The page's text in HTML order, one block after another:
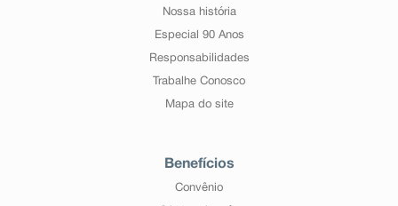
Nossa história
Especial 90 Anos
Responsabilidades
Trabalhe Conosco
Mapa do site
Benefícios
Convênio